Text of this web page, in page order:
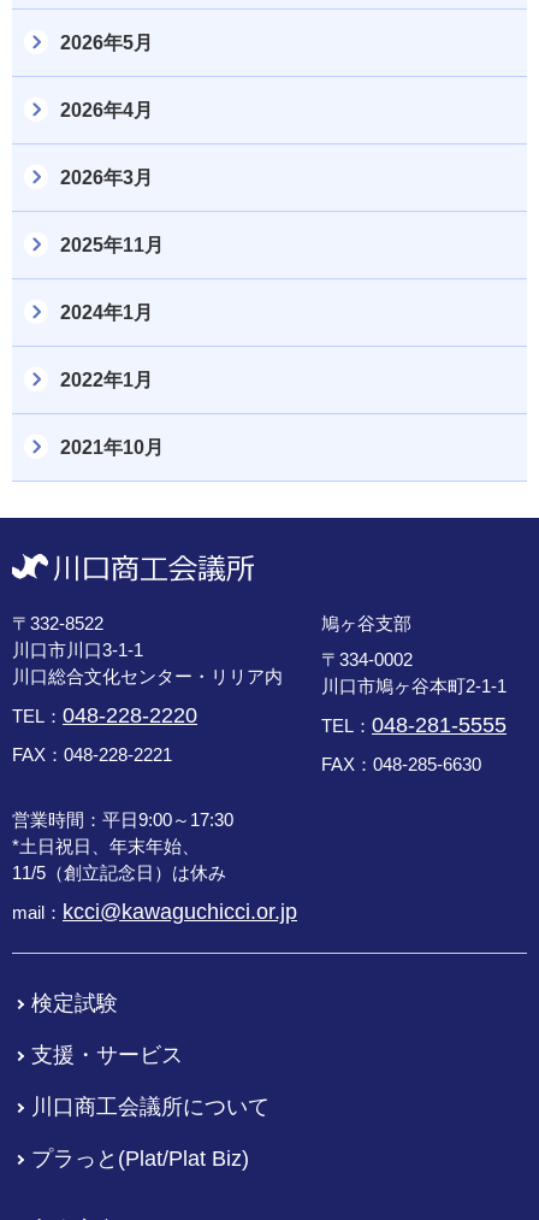
2026年5月
2026年4月
2026年3月
2025年11月
2024年1月
2022年1月
2021年10月
〒332-8522
川口市川口3-1-1
川口総合文化センター・リリア内
TEL： 048-228-2220
FAX：048-228-2221
鳩ヶ谷支部
〒334-0002
川口市鳩ヶ谷本町2-1-1
TEL： 048-281-5555
FAX：048-285-6630
営業時間：平日9:00～17:30
*土日祝日、年末年始、
11/5（創立記念日）は休み
mail： kcci@kawaguchicci.or.jp
検定試験
支援・サービス
川口商工会議所について
プラっと(Plat/Plat Biz)